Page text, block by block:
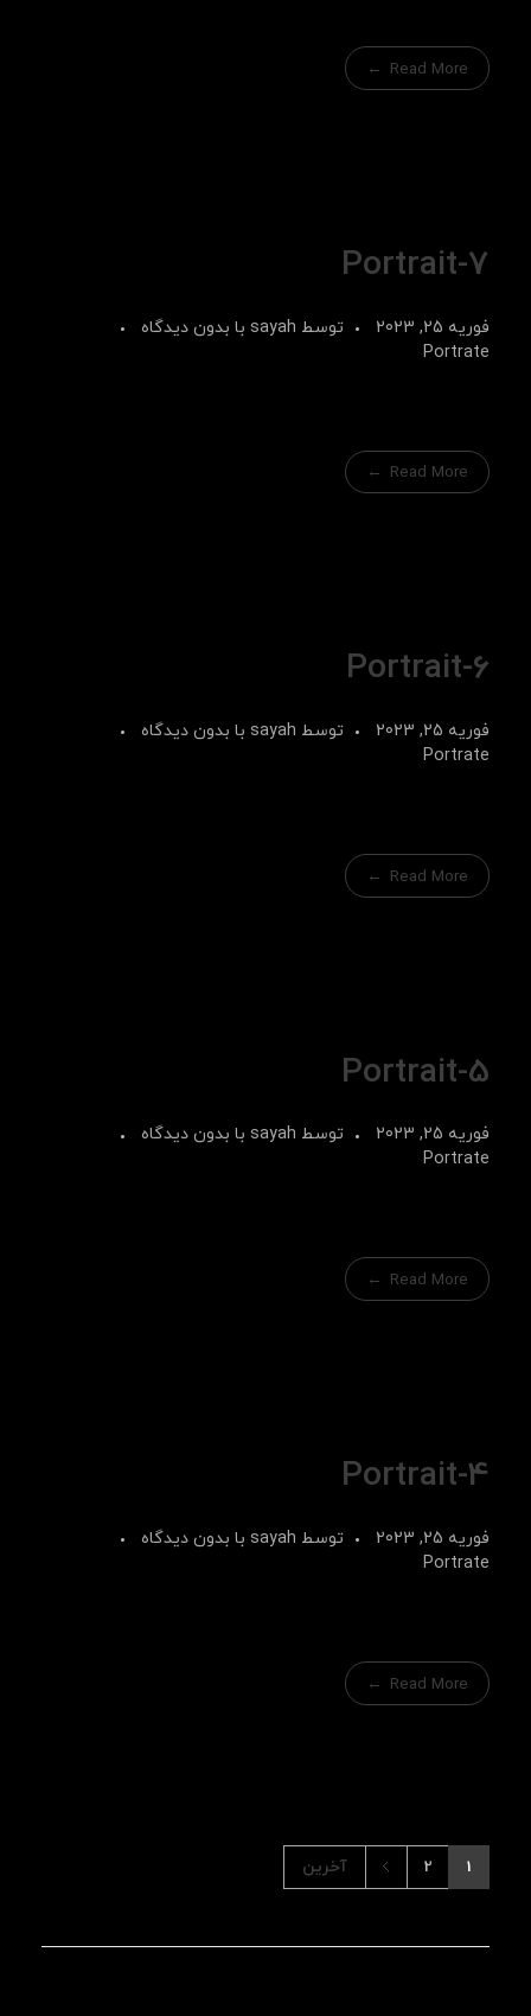
Read More
Portrait-7
فوریه 25, 2023 توسط sayah با بدون دیدگاه
Portrate
Read More
Portrait-6
فوریه 25, 2023 توسط sayah با بدون دیدگاه
Portrate
Read More
Portrait-5
فوریه 25, 2023 توسط sayah با بدون دیدگاه
Portrate
Read More
Portrait-4
فوریه 25, 2023 توسط sayah با بدون دیدگاه
Portrate
Read More
1
2 آخرین